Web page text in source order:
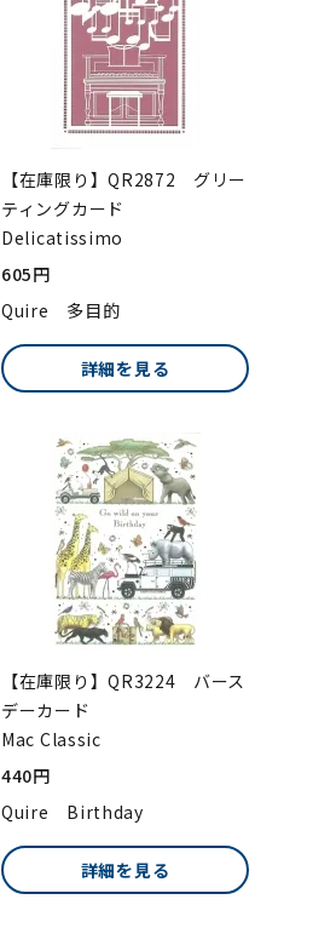
【在庫限り】QR2872 グリー
ティングカード
Delicatissimo
605円
Quire 多目的
詳細を見る
【在庫限り】QR3224 バース
デーカード
Mac Classic
440円
Quire Birthday
詳細を見る